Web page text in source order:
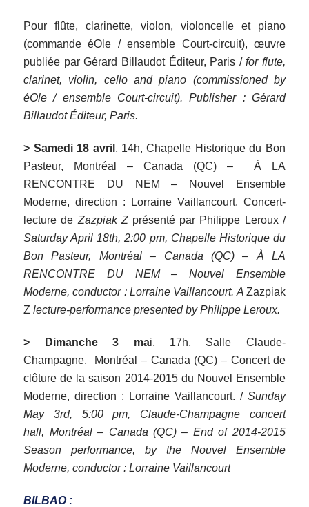
Pour flûte, clarinette, violon, violoncelle et piano
(commande éOle / ensemble Court-circuit), œuvre
publiée par Gérard Billaudot Éditeur, Paris /for flute,
clarinet, violin, cello and piano (commissioned by
éOle / ensemble Court-circuit). Publisher : Gérard
Billaudot Éditeur, Paris.
> Samedi 18 avril , 14h, Chapelle Historique du Bon
Pasteur, Montréal – Canada (QC) – À LA
RENCONTRE DU NEM – Nouvel Ensemble
Moderne, direction : Lorraine Vaillancourt. Concert-
lecture de Zazpiak Z présenté par Philippe Leroux /
Saturday April 18th, 2:00 pm, Chapelle Historique du
Bon Pasteur, Montréal – Canada (QC) – À LA
RENCONTRE DU NEM – Nouvel Ensemble
Moderne, conductor : Lorraine Vaillancourt. A Zazpiak
Z lecture-performance presented by Philippe Leroux.
> Dimanche 3 mai, 17h, Salle Claude-
Champagne, Montréal – Canada (QC) – Concert de
clôture de la saison 2014-2015 du Nouvel Ensemble
Moderne, direction : Lorraine Vaillancourt. / Sunday
May 3rd, 5:00 pm, Claude-Champagne concert
hall, Montréal – Canada (QC) – End of 2014-2015
Season performance, by the Nouvel Ensemble
Moderne, conductor : Lorraine Vaillancourt
BILBAO :